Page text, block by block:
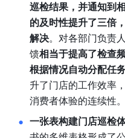
巡检结果，并通知到
的及时性提升了三倍
解决。对各部门负责
馈相当于提高了检查
根据情况自动分配任
升了门店的工作效率
消费者体验的连续性。
一张表构建门店巡检